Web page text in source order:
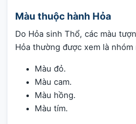
Màu thuộc hành Hỏa
Do Hỏa sinh Thổ, các màu
Hỏa thường được xem là
Màu đỏ.
Màu cam.
Màu hồng.
Màu tím.